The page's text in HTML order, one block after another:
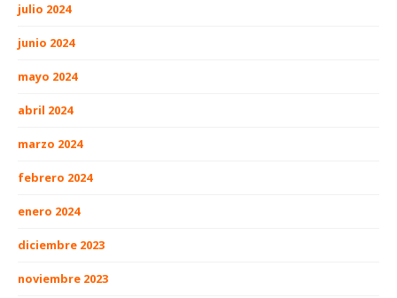
julio 2024
junio 2024
mayo 2024
abril 2024
marzo 2024
febrero 2024
enero 2024
diciembre 2023
noviembre 2023